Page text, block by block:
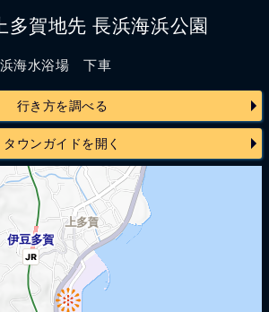
多賀地先 長浜海浜公園
海水浴場 下車
行き方を調べる
タウンガイドを開く